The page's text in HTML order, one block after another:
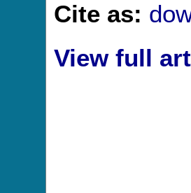
Cite as:
View full